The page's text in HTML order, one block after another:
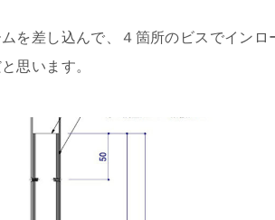
を差し込んで、４箇所のビスでインロ
思います。